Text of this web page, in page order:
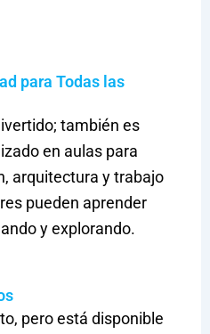
para Todas las
también es
en aulas para
arquitectura y trabajo
pueden aprender
y explorando.
pero está disponible